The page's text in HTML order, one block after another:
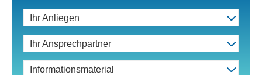
Ihr Anliegen
Ihr Ansprechpartner
Informationsmaterial